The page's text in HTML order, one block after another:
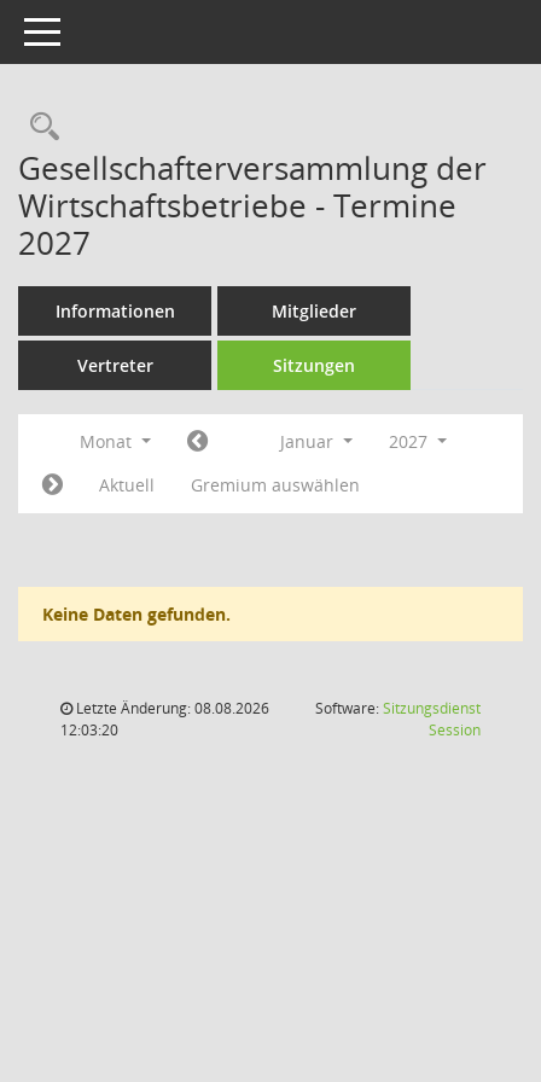
Toggle navigation
Rechercheauswahl
Gesellschafterversammlung der
Wirtschaftsbetriebe - Termine
2027
Informationen Mitglieder
Vertreter Sitzungen
Monat Januar
2027
Aktuell
Gremium auswählen
Keine Daten gefunden.
Letzte Änderung: 08.08.2026
12:03:20
Software:Sitzungsdienst
Session(Wird in